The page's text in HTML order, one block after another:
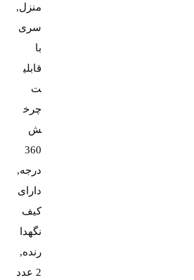
منزل,
سری
با
قابلی
ت
چرخ
ش
360
درجه,
دارای
کیف
نگهدا
رنده,
2 عدد